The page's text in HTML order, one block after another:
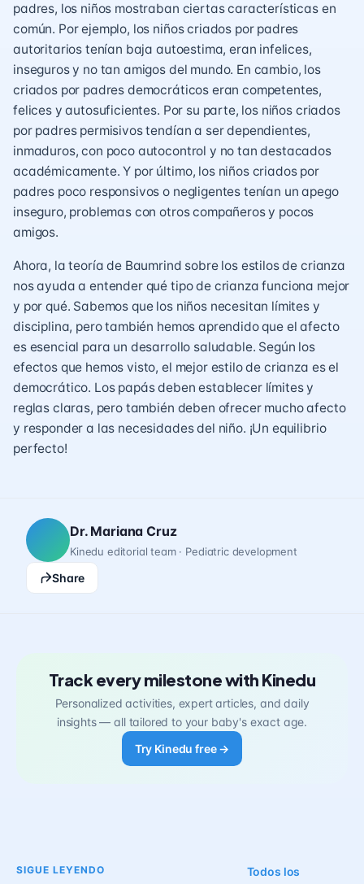
padres, los niños mostraban ciertas características en
común. Por ejemplo, los niños criados por padres
autoritarios tenían baja autoestima, eran infelices,
inseguros y no tan amigos del mundo. En cambio, los
criados por padres democráticos eran competentes,
felices y autosuficientes. Por su parte, los niños criados
por padres permisivos tendían a ser dependientes,
inmaduros, con poco autocontrol y no tan destacados
académicamente. Y por último, los niños criados por
padres poco responsivos o negligentes tenían un apego
inseguro, problemas con otros compañeros y pocos
amigos.
Ahora, la teoría de Baumrind sobre los estilos de crianza
nos ayuda a entender qué tipo de crianza funciona mejor
y por qué. Sabemos que los niños necesitan límites y
disciplina, pero también hemos aprendido que el afecto
es esencial para un desarrollo saludable. Según los
efectos que hemos visto, el mejor estilo de crianza es el
democrático. Los papás deben establecer límites y
reglas claras, pero también deben ofrecer mucho afecto
y responder a las necesidades del niño. ¡Un equilibrio
perfecto!
Dr. Mariana Cruz
Kinedu editorial team · Pediatric development
Share
Track every milestone with Kinedu
Personalized activities, expert articles, and daily
insights — all tailored to your baby's exact age.
Try Kinedu free →
SIGUE LEYENDO
Todos los